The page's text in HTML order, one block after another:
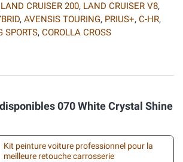
LAND CRUISER 200, LAND CRUISER V8,
, AVENSIS TOURING, PRIUS+, C-HR,
SPORTS, COROLLA CROSS
070 White Crystal Shine
Kit peinture voiture professionnel pour la
meilleure retouche carrosserie